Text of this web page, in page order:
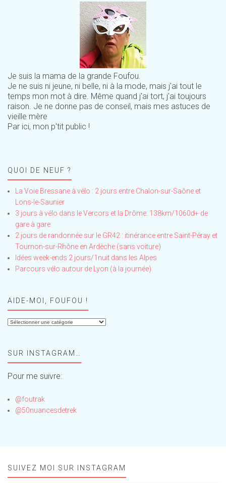
Je suis la mama de la grande Foufou.
Je ne suis ni jeune, ni belle, ni à la mode, mais j'ai tout le
temps mon mot à dire. Même quand j'ai tort, j'ai toujours
raison. Je ne donne pas de conseil, mais mes astuces de
vieille mère
Par ici, mon p'tit public !
QUOI DE NEUF ?
La Voie Bressane à vélo : 2 jours entre Chalon-sur-Saône et
Lons-le-Saunier
3 jours à vélo dans le Vercors et la Drôme: 138km/1060d+ de
gare à gare
2 jours de randonnée sur le GR42 : itinérance entre Saint-Péray et
Tournon-sur-Rhône en Ardèche (sans voiture)
Idées week-ends 2 jours/1nuit dans les Alpes
Parcours vélo autour de Lyon (à la journée)
AIDE-MOI, FOUFOU !
Aide-
!SUR INSTAGRAM…
Pour me suivre:
@foutrak
@50nuancesdetrek
SUIVEZ MOI SUR INSTAGRAM